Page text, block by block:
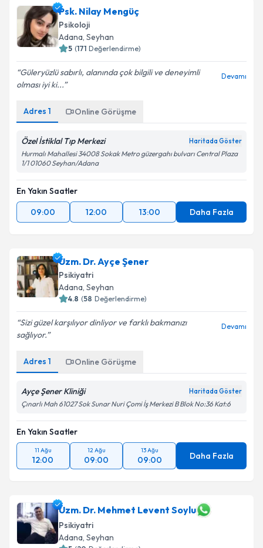
almanız için bir takvim hazırlandığında e-posta ile
bilgilendireceğiz.
E-posta Adresiniz
Metni'ni okudum ve kişisel verilerimin belirtilen
Takvim Talebini Gönder
Psk. Nilay Mengüç
Psikoloji
Adana, Seyhan
5 (171 Değerlendirme)
Güleryüzlü sabırlı, alanında çok bilgili ve deneyimli
olması iyi ki...
Devamı
Adres 1 Online Görüşme
Özel İstiklal Tıp Merkezi Haritada Göster
Hurmalı Mahallesi 34008 Sokak Metro güzergahı bulvarı Central Plaza
1/1 01060 Seyhan/Adana
En Yakın Saatler
09:00
12:00 13:00 Daha Fazla
Uzm. Dr. Ayçe Şener
Psikiyatri
Adana, Seyhan
4.8 (58 Değerlendirme)
Sizi güzel karşılıyor dinliyor ve farklı bakmanızı
sağlıyor.
Devamı
Adres 1 Online Görüşme
Ayçe Şener Kliniği Haritada Göster
Çınarlı Mah 61027 Sok Sunar Nuri Çomi İş Merkezi B Blok No:36 Kat:6
En Yakın Saatler
11 Ağu
12:00
12 Ağu
09:00
13 Ağu
09:00 Daha Fazla
Uzm. Dr. Mehmet Levent Soylu
Psikiyatri
Adana, Seyhan